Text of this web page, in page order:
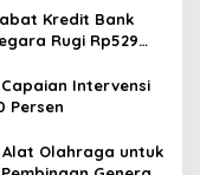
Kredit Bank
Rugi Rp529
Capaian Intervensi
Persen
Alat Olahraga untuk